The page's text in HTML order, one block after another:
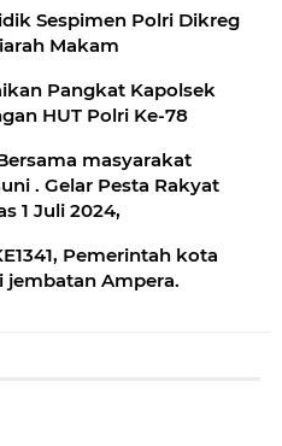
Sespimen Polri Dikreg
Makam
Pangkat Kapolsek
HUT Polri Ke-78
masyarakat
. Gelar Pesta Rakyat
1 Juli 2024,
Pemerintah kota
jembatan Ampera.